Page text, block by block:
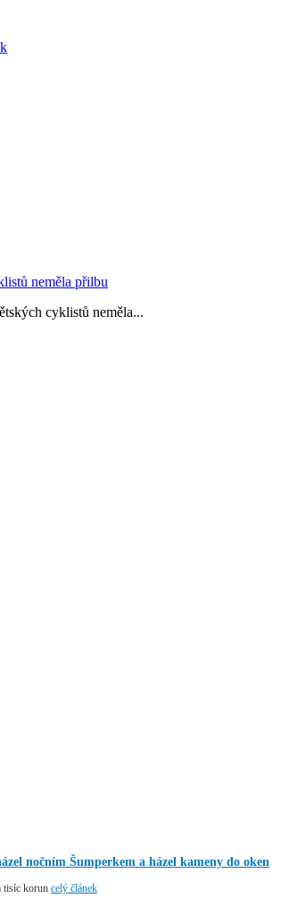
cyklistů neměla...
nočním Šumperkem a házel kameny do oken
tisíc korun celý článek